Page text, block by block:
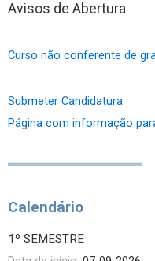
Avisos de Abertura
Curso não conferente de
Submeter Candidatura
Página com informação
Calendário
1º SEMESTRE